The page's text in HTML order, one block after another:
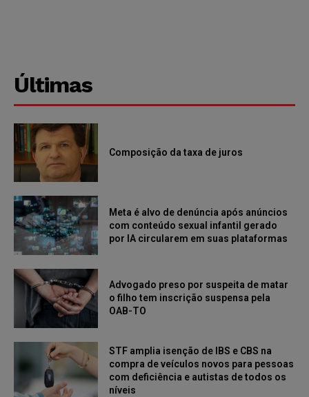
Últimas
Composição da taxa de juros
Meta é alvo de denúncia após anúncios
com conteúdo sexual infantil gerado
por IA circularem em suas plataformas
Advogado preso por suspeita de matar
o filho tem inscrição suspensa pela
OAB-TO
STF amplia isenção de IBS e CBS na
compra de veículos novos para pessoas
com deficiência e autistas de todos os
níveis